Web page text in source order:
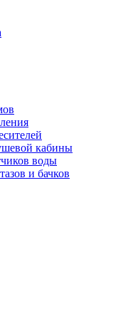
кабины
воды
и бачков